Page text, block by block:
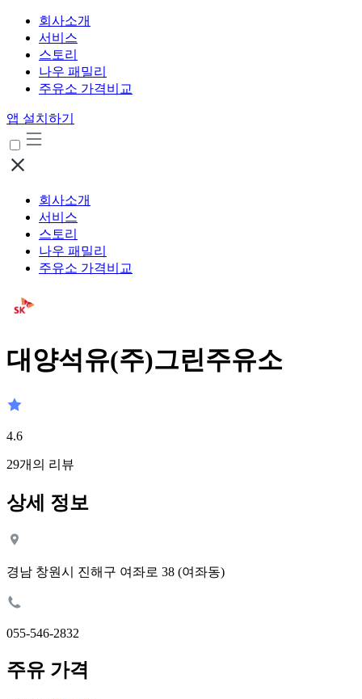
회사소개
서비스
스토리
나우 패밀리
주유소 가격비교
앱 설치하기
회사소개
서비스
스토리
나우 패밀리
주유소 가격비교
대양석유(주)그린주유소
4.6
29개의 리뷰
상세 정보
경남 창원시 진해구 여좌로 38 (여좌동)
055-546-2832
주유 가격